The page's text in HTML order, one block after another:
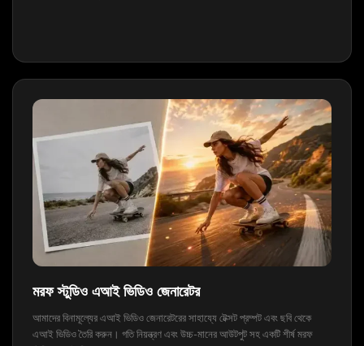
মরফ স্টুডিও এআই ভিডিও জেনারেটর
আমাদের বিনামূল্যের এআই ভিডিও জেনারেটরের সাহায্যে টেক্সট প্রম্পট এবং ছবি থেকে
এআই ভিডিও তৈরি করুন। গতি নিয়ন্ত্রণ এবং উচ্চ-মানের আউটপুট সহ একটি শীর্ষ মরফ